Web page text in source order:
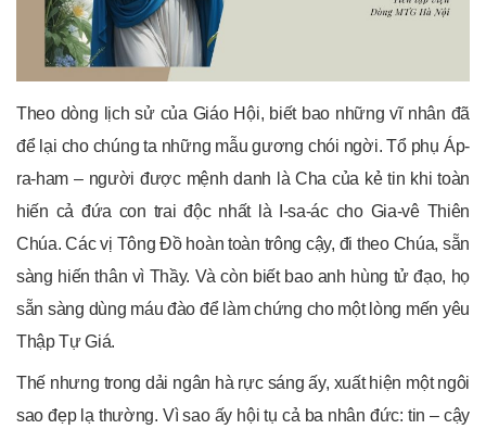
Theo dòng lịch sử của Giáo Hội, biết bao những vĩ nhân đã
để lại cho chúng ta những mẫu gương chói ngời. Tổ phụ Áp-
ra-ham – người được mệnh danh là Cha của kẻ tin khi toàn
hiến cả đứa con trai độc nhất là I-sa-ác cho Gia-vê Thiên
Chúa. Các vị Tông Đồ hoàn toàn trông cậy, đi theo Chúa, sẵn
sàng hiến thân vì Thầy. Và còn biết bao anh hùng tử đạo, họ
sẵn sàng dùng máu đào để làm chứng cho một lòng mến yêu
Thập Tự Giá.
Thế nhưng trong dải ngân hà rực sáng ấy, xuất hiện một ngôi
sao đẹp lạ thường. Vì sao ấy hội tụ cả ba nhân đức: tin – cậy